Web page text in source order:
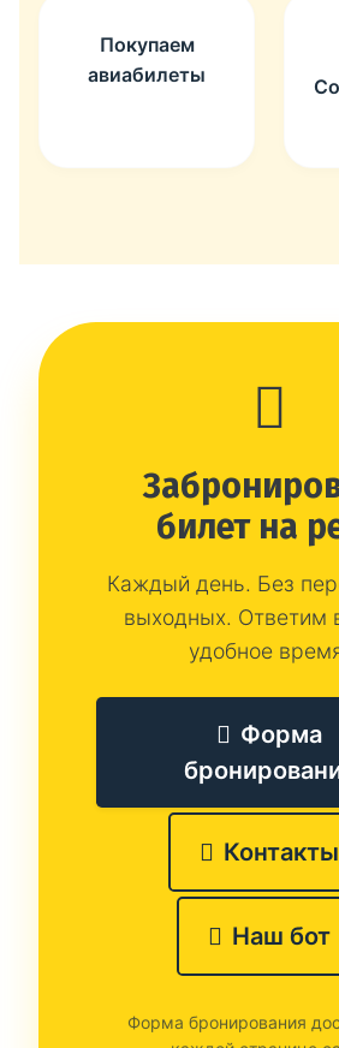
Покупаем
авиабилеты
билет на
Каждый день. Без
выходных. Ответим
удобное
Форма
Контакты
Наш бот
Форма бронирования